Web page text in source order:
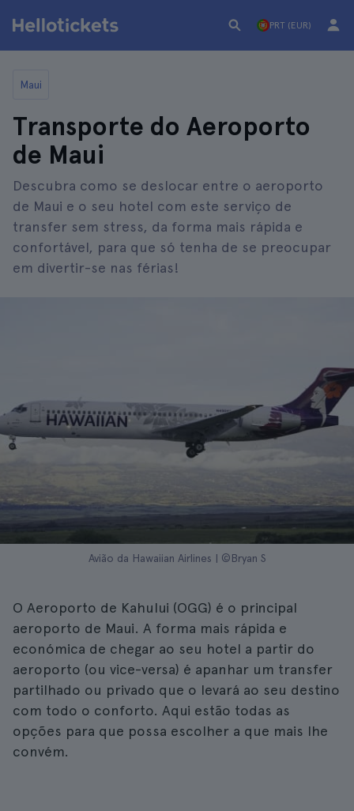
PRT (EUR)
Maui
Transporte do Aeroporto
de Maui
Descubra como se deslocar entre o aeroporto
de Maui e o seu hotel com este serviço de
transfer sem stress, da forma mais rápida e
confortável, para que só tenha de se preocupar
em divertir-se nas férias!
Avião da Hawaiian Airlines | ©Bryan S
O Aeroporto de Kahului (OGG) é o principal
aeroporto de Maui. A forma mais rápida e
económica de chegar ao seu hotel a partir do
aeroporto (ou vice-versa) é apanhar um transfer
partilhado ou privado que o levará ao seu destino
com todo o conforto. Aqui estão todas as
opções para que possa escolher a que mais lhe
convém.